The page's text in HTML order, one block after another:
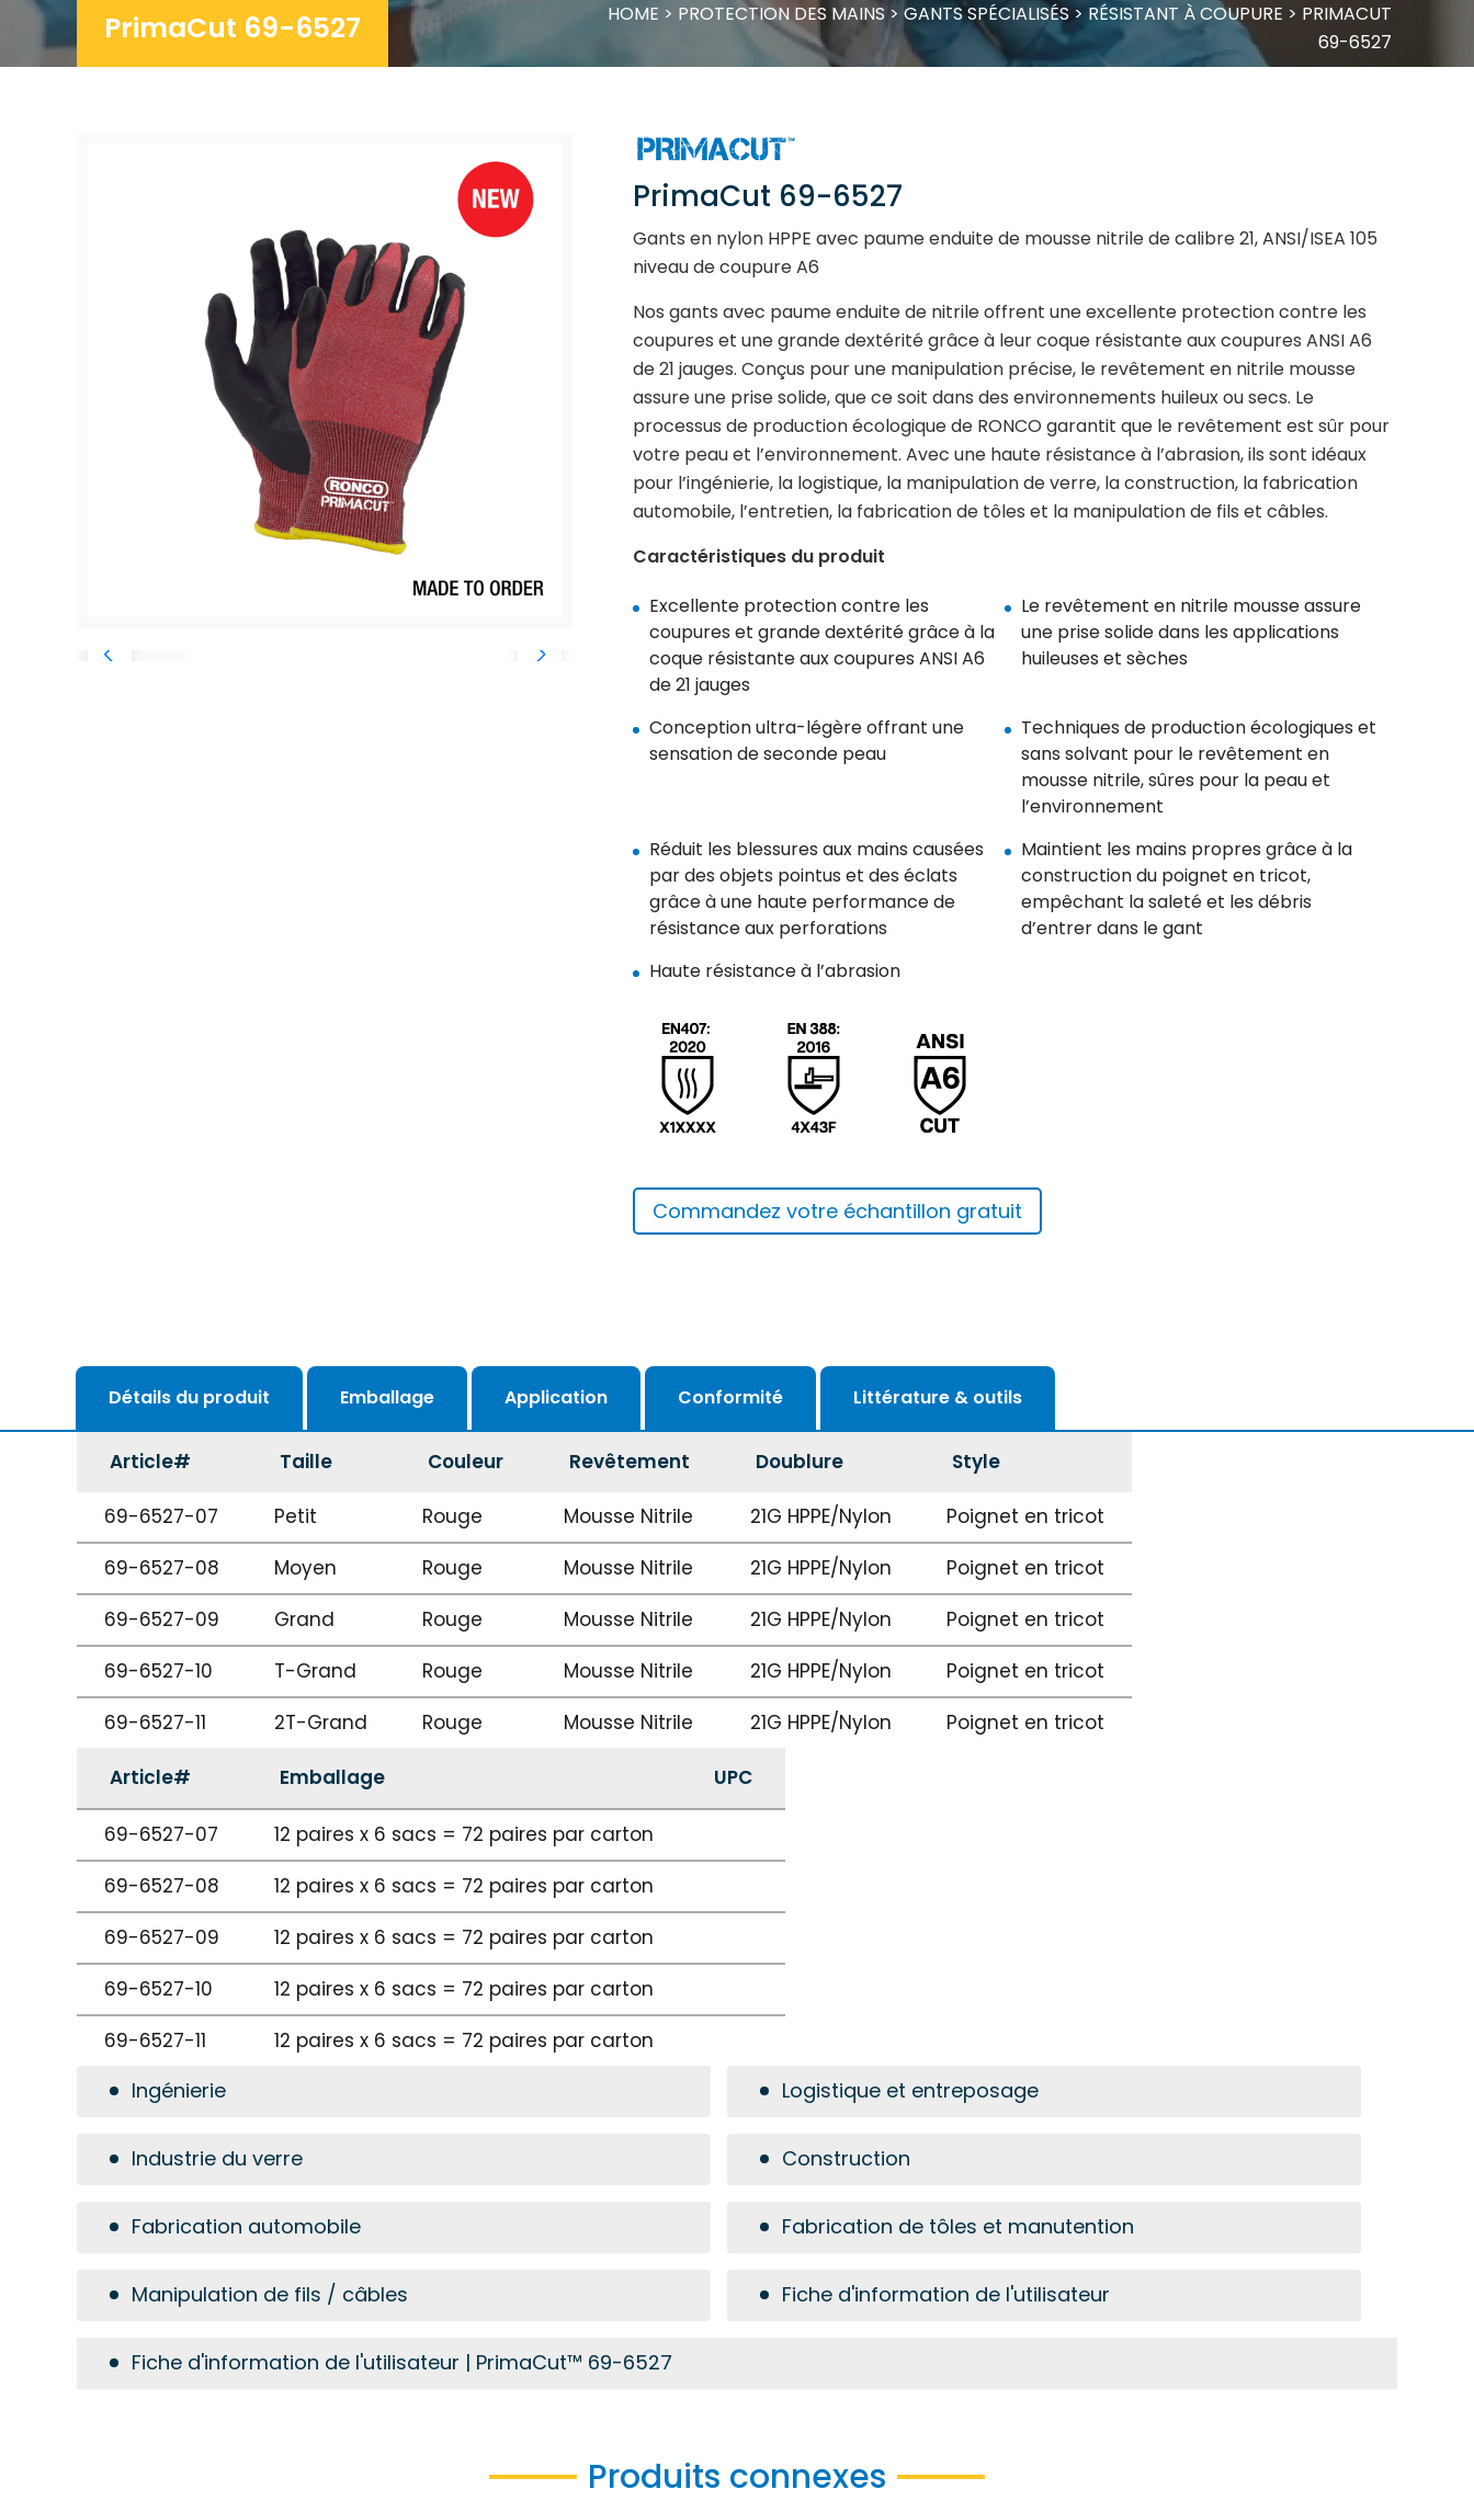
PrimaCut 69-6527 HOME > PROTECTION DES MAINS > GANTS SPÉCIALISÉS > RÉSISTANT À COUPURE > PRIMACUT
69-6527
PrimaCut 69-6527
Gants en nylon HPPE avec paume enduite de mousse nitrile de calibre 21, ANSI/ISEA 105
niveau de coupure A6
Nos gants avec paume enduite de nitrile offrent une excellente protection contre les
coupures et une grande dextérité grâce à leur coque résistante aux coupures ANSI A6
de 21 jauges. Conçus pour une manipulation précise, le revêtement en nitrile mousse
assure une prise solide, que ce soit dans des environnements huileux ou secs. Le
processus de production écologique de RONCO garantit que le revêtement est sûr pour
votre peau et l’environnement. Avec une haute résistance à l’abrasion, ils sont idéaux
pour l’ingénierie, la logistique, la manipulation de verre, la construction, la fabrication
automobile, l’entretien, la fabrication de tôles et la manipulation de fils et câbles.
Caractéristiques du produit
Excellente protection contre les
coupures et grande dextérité grâce à la
coque résistante aux coupures ANSI A6
de 21 jauges
Le revêtement en nitrile mousse assure
une prise solide dans les applications
huileuses et sèches
Conception ultra-légère offrant une
sensation de seconde peau
Techniques de production écologiques et
sans solvant pour le revêtement en
mousse nitrile, sûres pour la peau et
l’environnement
Réduit les blessures aux mains causées
par des objets pointus et des éclats
grâce à une haute performance de
résistance aux perforations
Maintient les mains propres grâce à la
construction du poignet en tricot,
empêchant la saleté et les débris
d’entrer dans le gant
Haute résistance à l’abrasion
Commandez votre échantillon gratuit
Détails du produit Emballage Application Conformité Littérature & outils
Article# Taille Couleur Revêtement Doublure Style
69-6527-07 Petit Rouge Mousse Nitrile 21G HPPE/Nylon
Poignet en tricot
69-6527-08
Moyen Rouge Mousse Nitrile 21G HPPE/Nylon
Poignet en tricot
69-6527-09
Grand Rouge Mousse Nitrile 21G HPPE/Nylon
Poignet en tricot
69-6527-10
T-Grand Rouge Mousse Nitrile 21G HPPE/Nylon
Poignet en tricot
69-6527-11
2T-Grand Rouge Mousse Nitrile 21G HPPE/Nylon Poignet en tricot
Article# Emballage UPC
69-6527-07
12 paires x 6 sacs = 72 paires par carton
69-6527-08
12 paires x 6 sacs = 72 paires par carton
69-6527-09
12 paires x 6 sacs = 72 paires par carton
69-6527-10
12 paires x 6 sacs = 72 paires par carton
69-6527-11
12 paires x 6 sacs = 72 paires par carton
Ingénierie Logistique et entreposage
Industrie du verre Construction
Fabrication automobile Fabrication de tôles et manutention
Manipulation de fils / câbles Fiche d'information de l'utilisateur
Fiche d'information de l'utilisateur | PrimaCut™ 69-6527
Produits connexes